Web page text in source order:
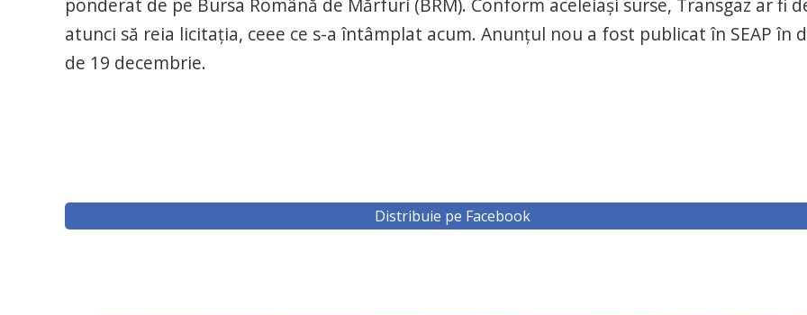
atunci să reia licitația, ceee ce s-a întâmplat acum. Anunțul nou a fost publicat în SEAP în
de 19 decembrie.
Distribuie pe Facebook